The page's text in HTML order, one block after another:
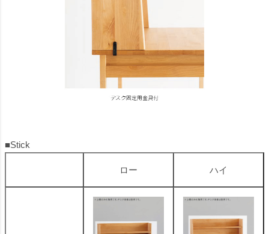
■Stick
ロー ハイ